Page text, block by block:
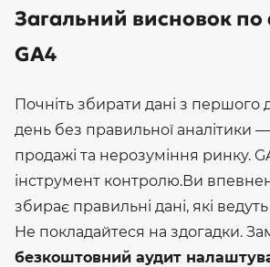
Загальний висновок по
GA4
Почніть збирати дані з першого
день без правильної аналітики
продажі та нерозуміння ринку.
інструмент контролю.Ви
збирає правильні дані, які
Не покладайтеся на здогадки.
безкоштовний аудит